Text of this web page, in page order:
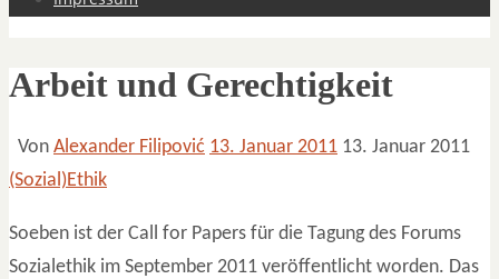
Arbeit und Gerechtigkeit
Von Alexander Filipović 13. Januar 2011 13. Januar 2011
(Sozial)Ethik
Soeben ist der Call for Papers für die Tagung des Forums
Sozialethik im September 2011 veröffentlicht worden. Das